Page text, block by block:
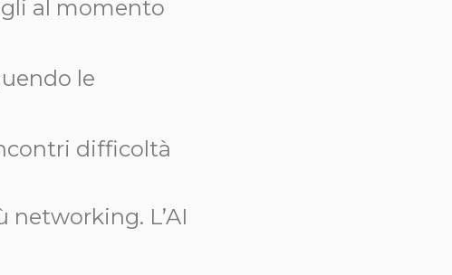
al momento
le
difficoltà
networking. L’AI